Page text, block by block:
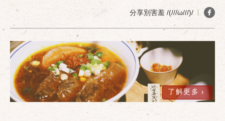
分享別害羞 /(///ω///)/
了解更多
確定 取消